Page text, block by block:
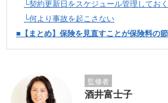
└契約更新日をスケジュール管理しておく
└何より事故を起こさない
■【まとめ】保険を見直すことが保険料の
監修者
酒井富士子